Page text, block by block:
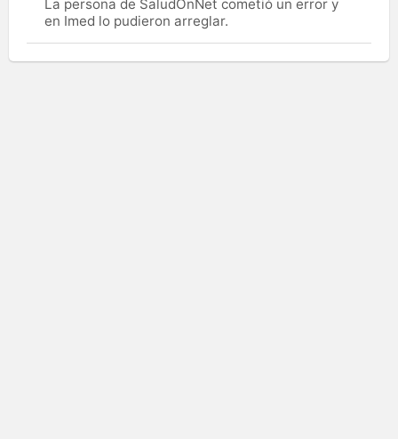
La persona de SaludOnNet cometió un error y
en Imed lo pudieron arreglar.